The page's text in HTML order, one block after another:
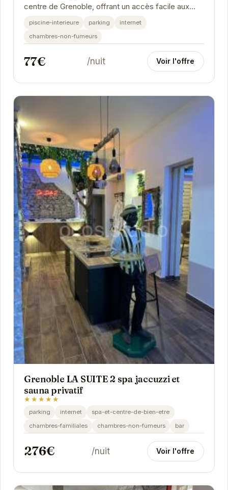
centre de Grenoble, offrant un accès facile aux
attractions de la ville. Avec une piscine...
piscine-interieure parking
internet
chambres-non-fumeurs
77€ /nuit Voir l'offre
Grenoble LA SUITE 2 spa jaccuzzi et
sauna privatif
★★★★★
parking internet
spa-et-centre-de-bien-etre
chambres-familiales
chambres-non-fumeurs bar
276€ /nuit Voir l'offre